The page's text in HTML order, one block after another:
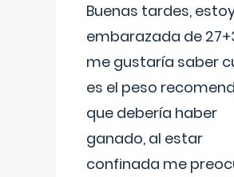
Buenas tardes,
embarazada de
me gustaría saber
es el peso
que debería haber
ganado, al estar
confinada me